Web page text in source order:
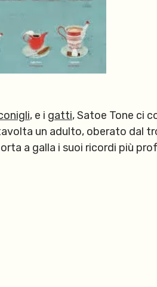
, e i gatti, Satoe Tone ci
un adulto, oberato dal
a galla i suoi ricordi più